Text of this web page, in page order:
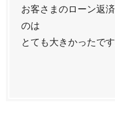
お客さまのローン返
のは
とても大きかったです